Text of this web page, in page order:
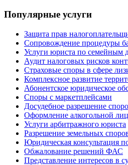
Популярные услуги
Защита прав
Сопровождение процедуры
Услуги юриста по семейным
Аудит налоговых рисков
Страховые споры в сфере
Комплексное развитие
Абонентское юридическое
Споры с маркетплейсами
Досудебное разрешение
Оформление алкогольной
Услуги арбитражного юриста
Разрешение земельных
Юридическая консультация
Обжалование решений ФАС
Представление интересов в